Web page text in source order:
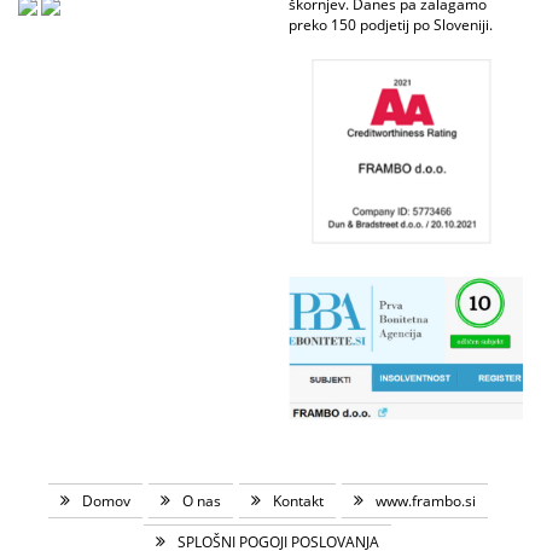
škornjev. Danes pa zalagamo
preko 150 podjetij po Sloveniji.
Domov O nas Kontakt
www.frambo.si
SPLOŠNI POGOJI POSLOVANJA